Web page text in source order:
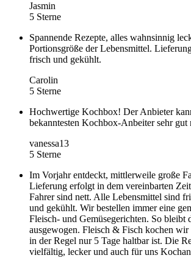
Jasmin
5 Sterne
Spannende Rezepte, alles wahnsinnig
Portionsgröße der Lebensmittel.
frisch und gekühlt.
Carolin
5 Sterne
Hochwertige Kochbox! Der Anbieter
bekanntesten Kochbox-Anbeiter sehr gut
vanessa13
5 Sterne
Im Vorjahr entdeckt, mittlerweile große
Lieferung erfolgt in dem vereinbarten
Fahrer sind nett. Alle Lebensmittel sind
und gekühlt. Wir bestellen immer eine
Fleisch- und Gemüsegerichten. So bleibt
ausgewogen. Fleisch & Fisch kochen wir
in der Regel nur 5 Tage haltbar ist. Die
vielfältig, lecker und auch für uns